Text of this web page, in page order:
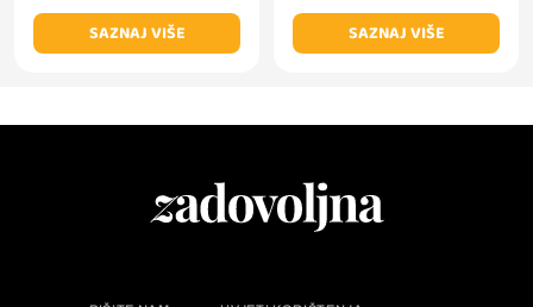
SAZNAJ VIŠE
SAZNAJ VIŠE